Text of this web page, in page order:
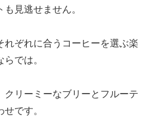
見逃せません。
れぞれに合うコーヒーを選ぶ楽
では。
クリーミーなブリーとフルーテ
です。